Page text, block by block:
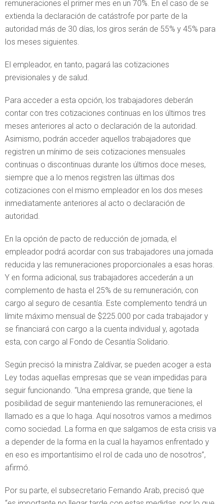
remuneraciones el primer mes en un 70%. En el caso de se
extienda la declaración de catástrofe por parte de la
autoridad más de 30 días, los giros serán de 55% y 45% para
los meses siguientes.
El empleador, en tanto, pagará las cotizaciones
previsionales y de salud.
Para acceder a esta opción, los trabajadores deberán
contar con tres cotizaciones continuas en los últimos tres
meses anteriores al acto o declaración de la autoridad.
Asimismo, podrán acceder aquellos trabajadores que
registren un mínimo de seis cotizaciones mensuales
continuas o discontinuas durante los últimos doce meses,
siempre que a lo menos registren las últimas dos
cotizaciones con el mismo empleador en los dos meses
inmediatamente anteriores al acto o declaración de
autoridad.
En la opción de pacto de reducción de jornada, el
empleador podrá acordar con sus trabajadores una jornada
reducida y las remuneraciones proporcionales a esas horas.
Y en forma adicional, sus trabajadores accederán a un
complemento de hasta el 25% de su remuneración, con
cargo al seguro de cesantía. Este complemento tendrá un
límite máximo mensual de $225.000 por cada trabajador y
se financiará con cargo a la cuenta individual y, agotada
esta, con cargo al Fondo de Cesantía Solidario.
Según precisó la ministra Zaldívar, se pueden acoger a esta
Ley todas aquellas empresas que se vean impedidas para
seguir funcionando. “Una empresa grande, que tiene la
posibilidad de seguir manteniendo las remuneraciones, el
llamado es a que lo haga. Aquí nosotros vamos a medirnos
como sociedad. La forma en que salgamos de esta crisis va
a depender de la forma en la cual la hayamos enfrentado y
en eso es importantísimo el rol de cada uno de nosotros”,
afirmó.
Por su parte, el subsecretario Fernando Arab, precisó que